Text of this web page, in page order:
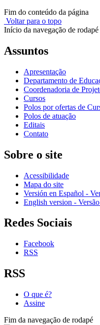
Fim do conteúdo da página
Voltar para o topo
Início da navegação de rodapé
Assuntos
Apresentação
Departamento de
Coordenadoria de
Cursos
Polos por ofertas de
Polos de atuação
Editais
Contato
Sobre o site
Acessibilidade
Mapa do site
Versión en Español -
English version -
Redes Sociais
Facebook
RSS
RSS
O que é?
Assine
Fim da navegação de rodapé